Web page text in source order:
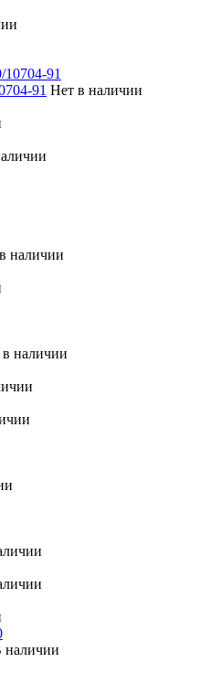
91 Нет в наличии
наличии
наличии
наличии